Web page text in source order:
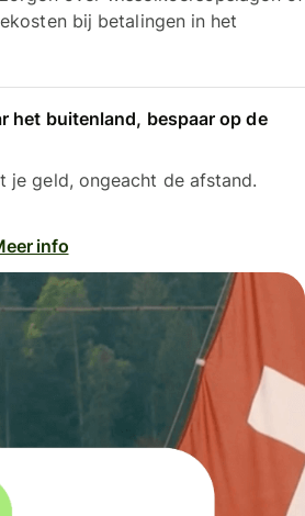
bij betalingen in het
het buitenland, bespaar op de
je geld, ongeacht de afstand.
info